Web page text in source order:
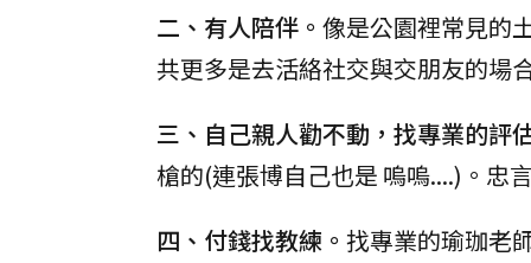
二、有人陪伴。 像是公園裡常見的
共更多是去活絡社交與交朋友的場
三、自己親人勸不動，找專業的評
槍的(連張博自己也是 嗚嗚....)。忠
四、付錢找教練。 找專業的瑜珈老